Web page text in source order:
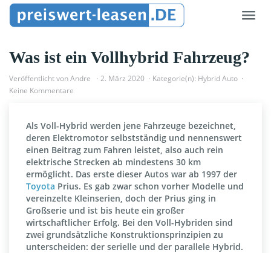
Skip
main
Was ist ein Vollhybrid Fahrzeug?
Veröffentlicht vonAndre 2. März 2020 Kategorie(n): Hybrid Auto
Keine Kommentare
Als Voll-Hybrid werden jene Fahrzeuge bezeichnet,
deren Elektromotor selbstständig und nennenswert
einen Beitrag zum Fahren leistet, also auch rein
elektrische Strecken ab mindestens 30 km
ermöglicht. Das erste dieser Autos war ab 1997 der
Toyota Prius. Es gab zwar schon vorher Modelle und
vereinzelte Kleinserien, doch der Prius ging in
Großserie und ist bis heute ein großer
wirtschaftlicher Erfolg. Bei den Voll-Hybriden sind
zwei grundsätzliche Konstruktionsprinzipien zu
unterscheiden: der serielle und der parallele Hybrid.